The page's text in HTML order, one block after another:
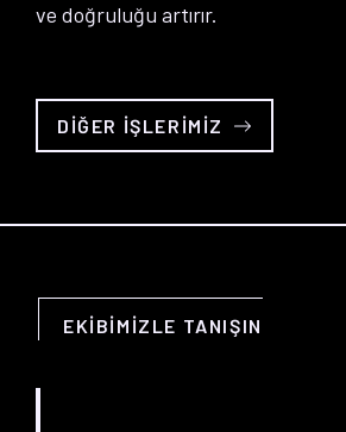
ve doğruluğu artırır.
DIĞER İŞLERIMIZ
EKIBIMIZLE TANIŞIN